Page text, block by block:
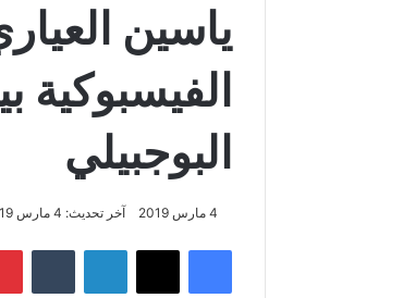
ياسين
الفيسبوكية
البوجبيلي
4 مارس 2019 آخر تحديث: 4 مارس 2019
فيسبوك لينكدإن